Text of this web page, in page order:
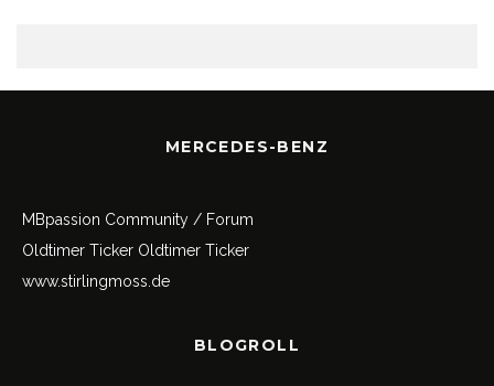
MERCEDES-BENZ
MBpassion Community / Forum
Oldtimer Ticker Oldtimer Ticker
www.stirlingmoss.de
BLOGROLL